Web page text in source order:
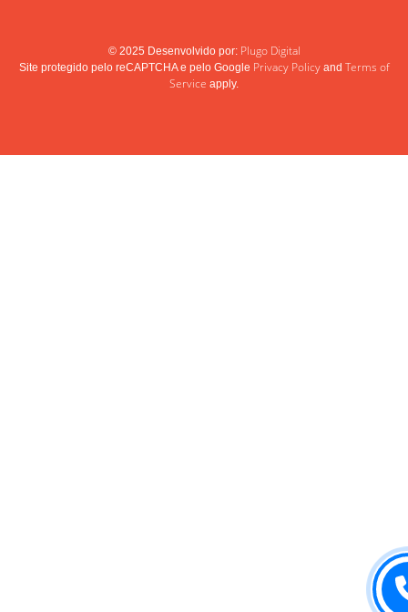
© 2025 Desenvolvido por: Plugo Digital
Site protegido pelo reCAPTCHA e pelo Google Privacy Policyand Terms of
Service apply.